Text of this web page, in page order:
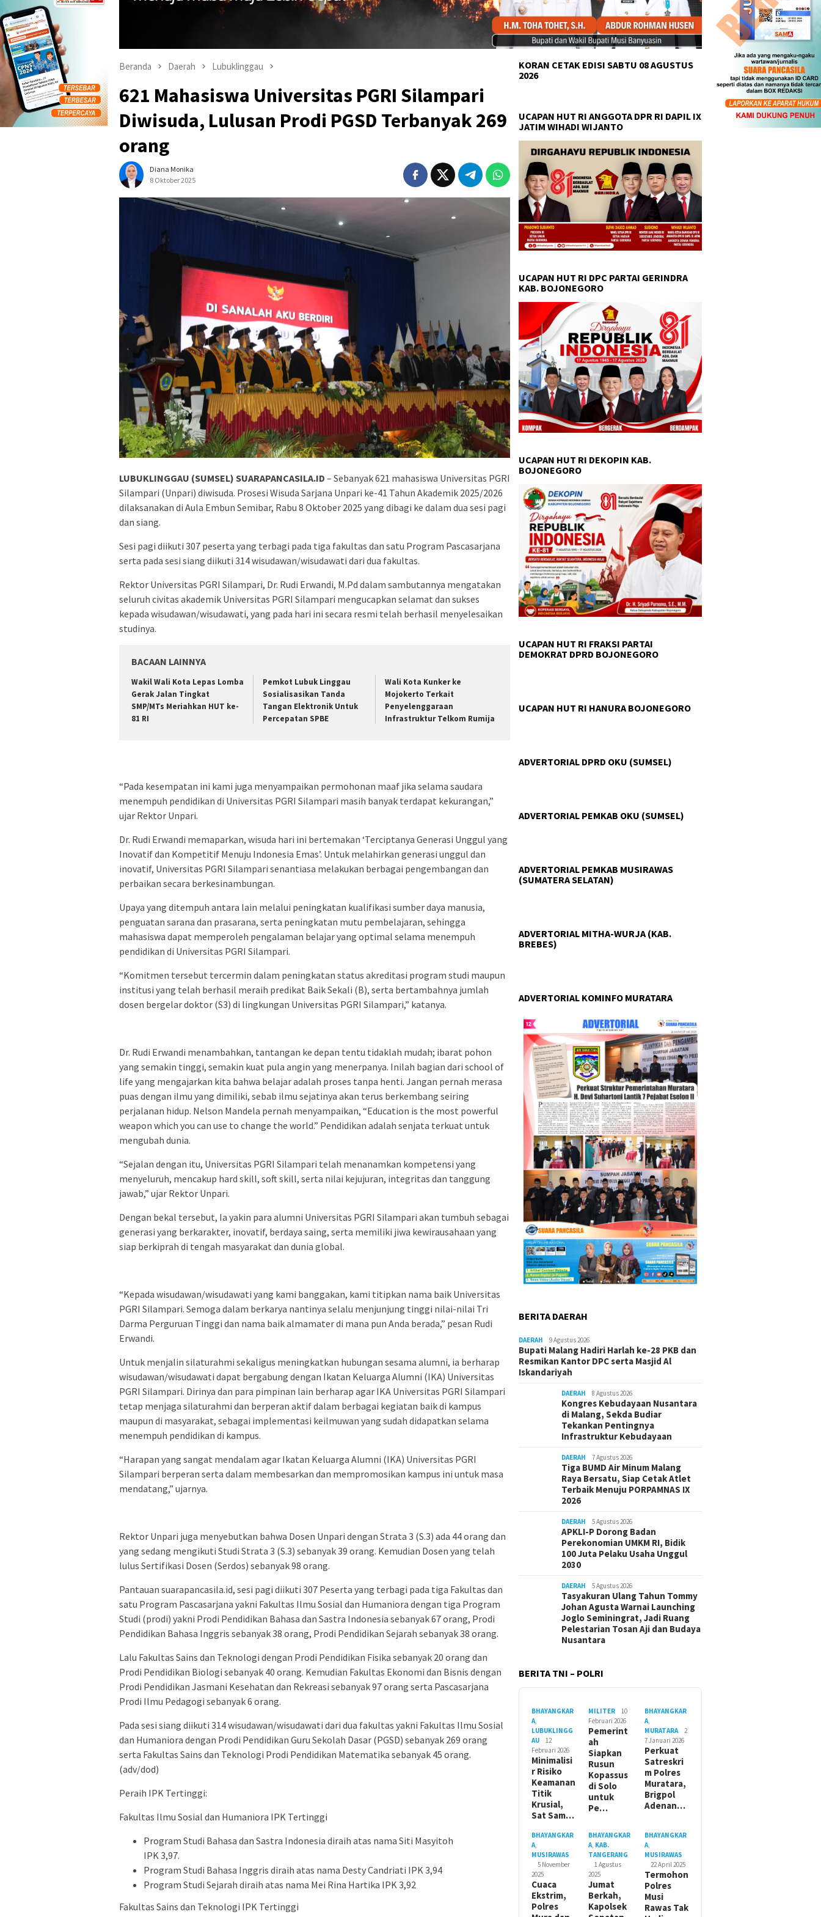
Beranda Daerah Lubuklinggau
621 Mahasiswa Universitas PGRI Silampari
Diwisuda, Lulusan Prodi PGSD Terbanyak 269
orang
Diana Monika
8 Oktober 2025
LUBUKLINGGAU (SUMSEL) SUARAPANCASILA.ID – Sebanyak 621 mahasiswa Universitas PGRI
Silampari (Unpari) diwisuda. Prosesi Wisuda Sarjana Unpari ke-41 Tahun Akademik 2025/2026
dilaksanakan di Aula Embun Semibar, Rabu 8 Oktober 2025 yang dibagi ke dalam dua sesi pagi
dan siang.
Sesi pagi diikuti 307 peserta yang terbagi pada tiga fakultas dan satu Program Pascasarjana
serta pada sesi siang diikuti 314 wisudawan/wisudawati dari dua fakultas.
Rektor Universitas PGRI Silampari, Dr. Rudi Erwandi, M.Pd dalam sambutannya mengatakan
seluruh civitas akademik Universitas PGRI Silampari mengucapkan selamat dan sukses
kepada wisudawan/wisudawati, yang pada hari ini secara resmi telah berhasil menyelesaikan
studinya.
BACAAN LAINNYA
Wakil Wali Kota Lepas Lomba
Gerak Jalan Tingkat
SMP/MTs Meriahkan HUT ke-
81 RI
Pemkot Lubuk Linggau
Sosialisasikan Tanda
Tangan Elektronik Untuk
Percepatan SPBE
Wali Kota Kunker ke
Mojokerto Terkait
Penyelenggaraan
Infrastruktur Telkom Rumija
“Pada kesempatan ini kami juga menyampaikan permohonan maaf jika selama saudara
menempuh pendidikan di Universitas PGRI Silampari masih banyak terdapat kekurangan,”
ujar Rektor Unpari.
Dr. Rudi Erwandi memaparkan, wisuda hari ini bertemakan ‘Terciptanya Generasi Unggul yang
Inovatif dan Kompetitif Menuju Indonesia Emas’. Untuk melahirkan generasi unggul dan
inovatif, Universitas PGRI Silampari senantiasa melakukan berbagai pengembangan dan
perbaikan secara berkesinambungan.
Upaya yang ditempuh antara lain melalui peningkatan kualifikasi sumber daya manusia,
penguatan sarana dan prasarana, serta peningkatan mutu pembelajaran, sehingga
mahasiswa dapat memperoleh pengalaman belajar yang optimal selama menempuh
pendidikan di Universitas PGRI Silampari.
“Komitmen tersebut tercermin dalam peningkatan status akreditasi program studi maupun
institusi yang telah berhasil meraih predikat Baik Sekali (B), serta bertambahnya jumlah
dosen bergelar doktor (S3) di lingkungan Universitas PGRI Silampari,” katanya.
Dr. Rudi Erwandi menambahkan, tantangan ke depan tentu tidaklah mudah; ibarat pohon
yang semakin tinggi, semakin kuat pula angin yang menerpanya. Inilah bagian dari school of
life yang mengajarkan kita bahwa belajar adalah proses tanpa henti. Jangan pernah merasa
puas dengan ilmu yang dimiliki, sebab ilmu sejatinya akan terus berkembang seiring
perjalanan hidup. Nelson Mandela pernah menyampaikan, “Education is the most powerful
weapon which you can use to change the world.” Pendidikan adalah senjata terkuat untuk
mengubah dunia.
“Sejalan dengan itu, Universitas PGRI Silampari telah menanamkan kompetensi yang
menyeluruh, mencakup hard skill, soft skill, serta nilai kejujuran, integritas dan tanggung
jawab,” ujar Rektor Unpari.
Dengan bekal tersebut, Ia yakin para alumni Universitas PGRI Silampari akan tumbuh sebagai
generasi yang berkarakter, inovatif, berdaya saing, serta memiliki jiwa kewirausahaan yang
siap berkiprah di tengah masyarakat dan dunia global.
“Kepada wisudawan/wisudawati yang kami banggakan, kami titipkan nama baik Universitas
PGRI Silampari. Semoga dalam berkarya nantinya selalu menjunjung tinggi nilai-nilai Tri
Darma Perguruan Tinggi dan nama baik almamater di mana pun Anda berada,” pesan Rudi
Erwandi.
Untuk menjalin silaturahmi sekaligus meningkatkan hubungan sesama alumni, ia berharap
wisudawan/wisudawati dapat bergabung dengan Ikatan Keluarga Alumni (IKA) Universitas
PGRI Silampari. Dirinya dan para pimpinan lain berharap agar IKA Universitas PGRI Silampari
tetap menjaga silaturahmi dan berperan aktif dalam berbagai kegiatan baik di kampus
maupun di masyarakat, sebagai implementasi keilmuwan yang sudah didapatkan selama
menempuh pendidikan di kampus.
“Harapan yang sangat mendalam agar Ikatan Keluarga Alumni (IKA) Universitas PGRI
Silampari berperan serta dalam membesarkan dan mempromosikan kampus ini untuk masa
mendatang,” ujarnya.
Rektor Unpari juga menyebutkan bahwa Dosen Unpari dengan Strata 3 (S.3) ada 44 orang dan
yang sedang mengikuti Studi Strata 3 (S.3) sebanyak 39 orang. Kemudian Dosen yang telah
lulus Sertifikasi Dosen (Serdos) sebanyak 98 orang.
Pantauan suarapancasila.id, sesi pagi diikuti 307 Peserta yang terbagi pada tiga Fakultas dan
satu Program Pascasarjana yakni Fakultas Ilmu Sosial dan Humaniora dengan tiga Program
Studi (prodi) yakni Prodi Pendidikan Bahasa dan Sastra Indonesia sebanyak 67 orang, Prodi
Pendidikan Bahasa Inggris sebanyak 38 orang, Prodi Pendidikan Sejarah sebanyak 38 orang.
Lalu Fakultas Sains dan Teknologi dengan Prodi Pendidikan Fisika sebanyak 20 orang dan
Prodi Pendidikan Biologi sebanyak 40 orang. Kemudian Fakultas Ekonomi dan Bisnis dengan
Prodi Pendidikan Jasmani Kesehatan dan Rekreasi sebanyak 97 orang serta Pascasarjana
Prodi Ilmu Pedagogi sebanyak 6 orang.
Pada sesi siang diikuti 314 wisudawan/wisudawati dari dua fakultas yakni Fakultas Ilmu Sosial
dan Humaniora dengan Prodi Pendidikan Guru Sekolah Dasar (PGSD) sebanyak 269 orang
serta Fakultas Sains dan Teknologi Prodi Pendidikan Matematika sebanyak 45 orang.
(adv/dod)
Peraih IPK Tertinggi:
Fakultas Ilmu Sosial dan Humaniora IPK Tertinggi
Program Studi Bahasa dan Sastra Indonesia diraih atas nama Siti Masyitoh
IPK 3,97.
Program Studi Bahasa Inggris diraih atas nama Desty Candriati IPK 3,94
Program Studi Sejarah diraih atas nama Mei Rina Hartika IPK 3,92
Fakultas Sains dan Teknologi IPK Tertinggi
KORAN CETAK EDISI SABTU 08 AGUSTUS
2026
UCAPAN HUT RI ANGGOTA DPR RI DAPIL IX
JATIM WIHADI WIJANTO
UCAPAN HUT RI DPC PARTAI GERINDRA
KAB. BOJONEGORO
UCAPAN HUT RI DEKOPIN KAB.
BOJONEGORO
UCAPAN HUT RI FRAKSI PARTAI
DEMOKRAT DPRD BOJONEGORO
UCAPAN HUT RI HANURA BOJONEGORO
ADVERTORIAL DPRD OKU (SUMSEL)
ADVERTORIAL PEMKAB OKU (SUMSEL)
ADVERTORIAL PEMKAB MUSIRAWAS
(SUMATERA SELATAN)
ADVERTORIAL MITHA-WURJA (KAB.
BREBES)
ADVERTORIAL KOMINFO MURATARA
BERITA DAERAH
DAERAH 9 Agustus 2026
Bupati Malang Hadiri Harlah ke-28 PKB dan
Resmikan Kantor DPC serta Masjid Al
Iskandariyah
DAERAH 8 Agustus 2026
Kongres Kebudayaan Nusantara
di Malang, Sekda Budiar
Tekankan Pentingnya
Infrastruktur Kebudayaan
DAERAH 7 Agustus 2026
Tiga BUMD Air Minum Malang
Raya Bersatu, Siap Cetak Atlet
Terbaik Menuju PORPAMNAS IX
2026
DAERAH 5 Agustus 2026
APKLI-P Dorong Badan
Perekonomian UMKM RI, Bidik
100 Juta Pelaku Usaha Unggul
2030
DAERAH 5 Agustus 2026
Tasyakuran Ulang Tahun Tommy
Johan Agusta Warnai Launching
Joglo Seminingrat, Jadi Ruang
Pelestarian Tosan Aji dan Budaya
Nusantara
BERITA TNI – POLRI
BHAYANGKAR
A
LUBUKLINGG
AU
12
Februari 2026
Minimalisi
r Risiko
Keamanan
Titik
Krusial,
Sat Sam…
MILITER
10
Februari 2026
Pemerint
ah
Siapkan
Rusun
Kopassus
di Solo
untuk
Pe…
BHAYANGKAR
A
MURATARA
2
7 Januari 2026
Perkuat
Satreskri
m Polres
Muratara,
Brigpol
Adenan…
BHAYANGKAR
A
MUSIRAWAS
5 November
2025
Cuaca
Ekstrim,
Polres
BHAYANGKAR
A, KAB.
TANGERANG
1 Agustus
2025
Jumat
Berkah,
Kapolsek
BHAYANGKAR
A
MUSIRAWAS
22 April 2025
Termohon
Polres
Musi
Rawas Tak